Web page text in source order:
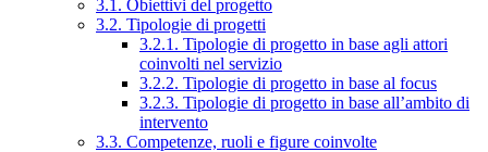
3.1. Obiettivi del progetto
3.2. Tipologie di progetti
3.2.1. Tipologie di progetto in base agli attori
coinvolti nel servizio
3.2.2. Tipologie di progetto in base al focus
3.2.3. Tipologie di progetto in base all’ambito di
intervento
3.3. Competenze, ruoli e figure coinvolte